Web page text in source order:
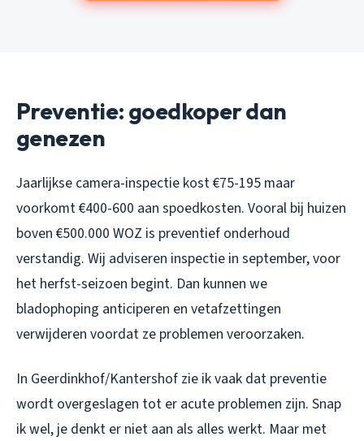
Preventie: goedkoper dan
genezen
Jaarlijkse camera-inspectie kost €75-195 maar
voorkomt €400-600 aan spoedkosten. Vooral bij huizen
boven €500.000 WOZ is preventief onderhoud
verstandig. Wij adviseren inspectie in september, voor
het herfst-seizoen begint. Dan kunnen we
bladophoping anticiperen en vetafzettingen
verwijderen voordat ze problemen veroorzaken.
In Geerdinkhof/Kantershof zie ik vaak dat preventie
wordt overgeslagen tot er acute problemen zijn. Snap
ik wel, je denkt er niet aan als alles werkt. Maar met